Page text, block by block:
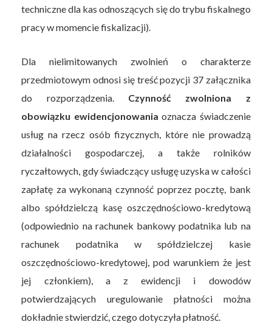
techniczne dla kas odnoszących się do trybu fiskalnego
pracy w momencie fiskalizacji).
Dla nielimitowanych zwolnień o charakterze
przedmiotowym odnosi się treść pozycji 37 załącznika
do rozporządzenia. Czynność zwolniona z
obowiązku ewidencjonowania oznacza świadczenie
usług na rzecz osób fizycznych, które nie prowadzą
działalności gospodarczej, a także rolników
ryczałtowych, gdy świadczący usługę uzyska w całości
zapłatę za wykonaną czynność poprzez pocztę, bank
albo spółdzielczą kasę oszczędnościowo-kredytową
(odpowiednio na rachunek bankowy podatnika lub na
rachunek podatnika w spółdzielczej kasie
oszczędnościowo-kredytowej, pod warunkiem że jest
jej członkiem), a z ewidencji i dowodów
potwierdzających uregulowanie płatności można
dokładnie stwierdzić, czego dotyczyła płatność.